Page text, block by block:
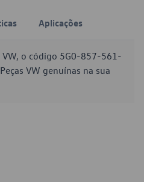
Aplicações
o código 5G0-857-561-
VW genuínas na sua